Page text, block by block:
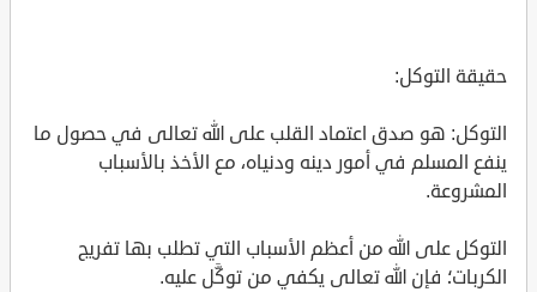
حقيقة التوكل:
التوكل: هو صدق اعتماد القلب على الله تعالى في حصول ما
ينفع المسلم في أمور دينه ودنياه، مع الأخذ بالأسباب
المشروعة.
التوكل على الله من أعظم الأسباب التي تطلب بها تفريج
الكربات؛ فإن الله تعالى يكفي من توكَّل عليه.